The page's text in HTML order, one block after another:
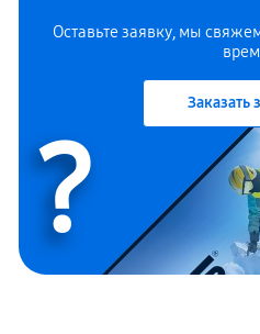
Оставьте заявку, мы
Заказать
?